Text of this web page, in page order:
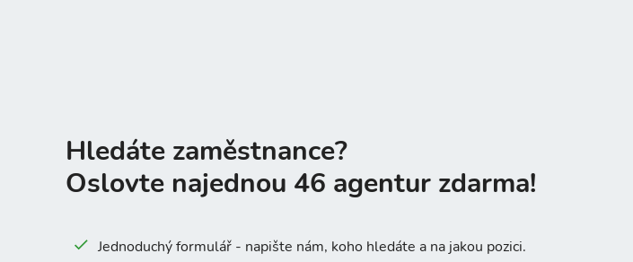
Hledáte zaměstnance?
Oslovte najednou 46 agentur zdarma!
Jednoduchý formulář - napište nám, koho hledáte a na jakou pozici.